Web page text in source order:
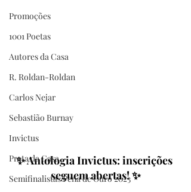
Promoções
1001 Poetas
Autores da Casa
R. Roldan-Roldan
Carlos Nejar
Sebastião Burnay
Invictus
Prata da Casa
Semifinalistas Pena de Ouro 2023
✨ Antologia Invictus: inscrições
seguem abertas! ✨